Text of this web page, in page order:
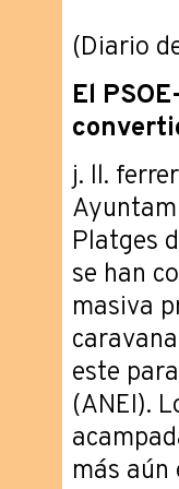
(Diario
El
j. ll.
Platges
se han
masiva
este
(ANEI).
más aún